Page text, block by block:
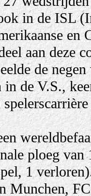
in de ISL
en
aan deze
de
de V.S.,
ploeg
1
Munchen,